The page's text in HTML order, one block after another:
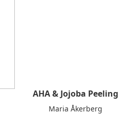
AHA & Jojoba Peeling
Maria Åkerberg